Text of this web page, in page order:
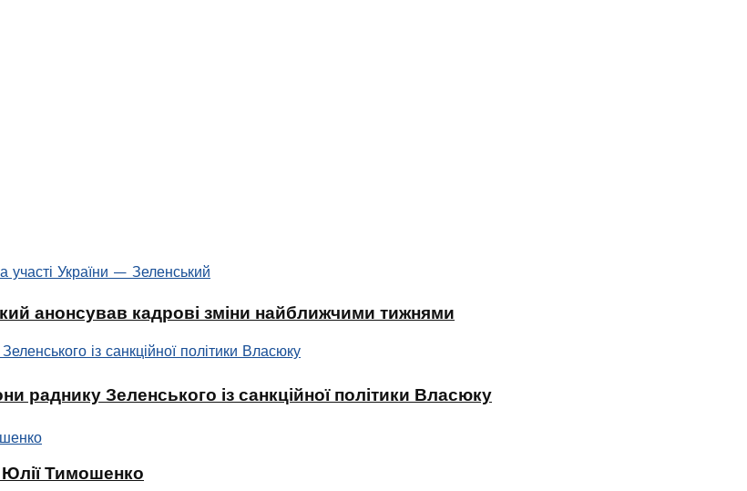
анонсував кадрові зміни найближчими тижнями
раднику Зеленського із санкційної політики Власюку
Тимошенко